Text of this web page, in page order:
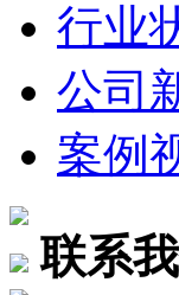
行业
公司
案例
联系